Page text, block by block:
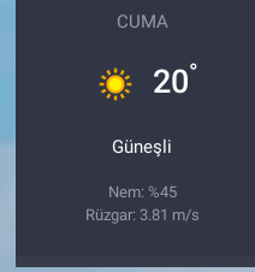
CUMA
20°
Güneşli
Nem: %45
Rüzgar: 3.81 m/s